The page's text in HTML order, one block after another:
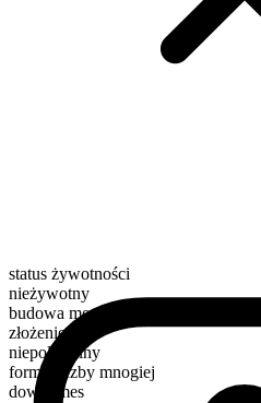
status żywotności
nieżywotny
budowa morfologiczna
złożenie
niepoliczalny
forma liczby mnogiej
downtimes